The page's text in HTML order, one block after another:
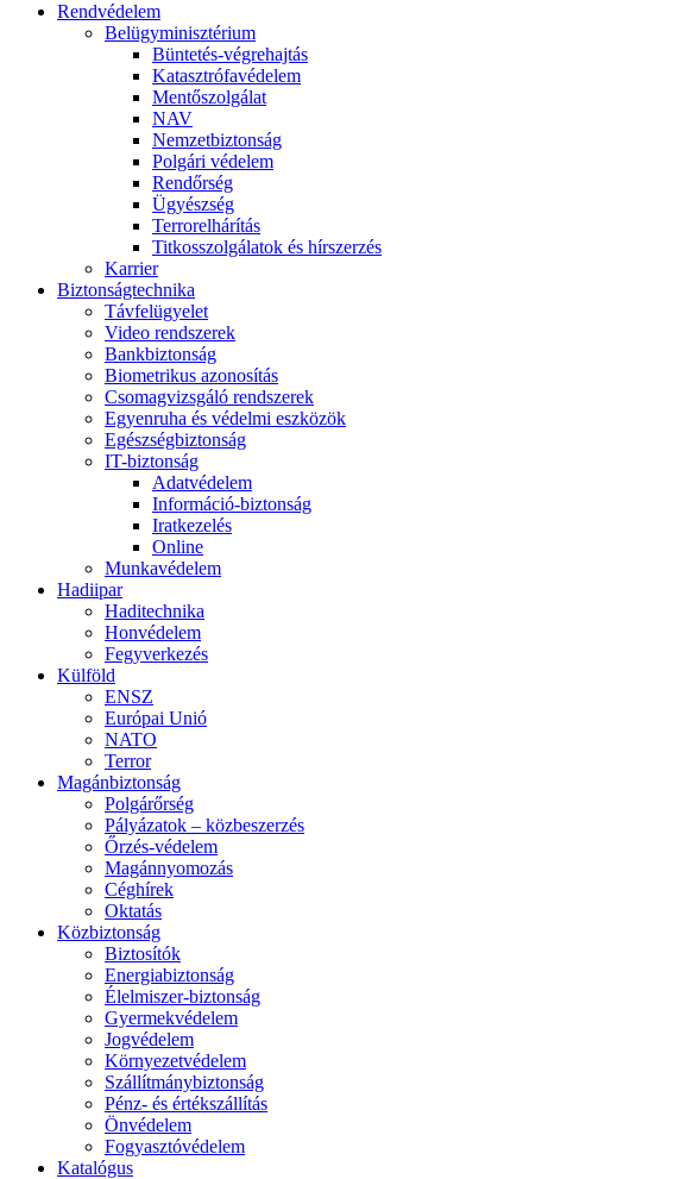
Rendvédelem
Belügyminisztérium
Büntetés-végrehajtás
Katasztrófavédelem
Mentőszolgálat
NAV
Nemzetbiztonság
Polgári védelem
Rendőrség
Ügyészség
Terrorelhárítás
Titkosszolgálatok és hírszerzés
Karrier
Biztonságtechnika
Távfelügyelet
Video rendszerek
Bankbiztonság
Biometrikus azonosítás
Csomagvizsgáló rendszerek
Egyenruha és védelmi eszközök
Egészségbiztonság
IT-biztonság
Adatvédelem
Információ-biztonság
Iratkezelés
Online
Munkavédelem
Hadiipar
Haditechnika
Honvédelem
Fegyverkezés
Külföld
ENSZ
Európai Unió
NATO
Terror
Magánbiztonság
Polgárőrség
Pályázatok – közbeszerzés
Őrzés-védelem
Magánnyomozás
Céghírek
Oktatás
Közbiztonság
Biztosítók
Energiabiztonság
Élelmiszer-biztonság
Gyermekvédelem
Jogvédelem
Környezetvédelem
Szállítmánybiztonság
Pénz- és értékszállítás
Önvédelem
Fogyasztóvédelem
Katalógus